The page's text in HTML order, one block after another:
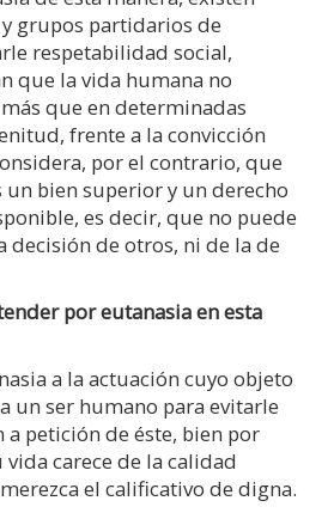
grupos partidarios de
respetabilidad social,
que la vida humana no
que en determinadas
frente a la convicción
por el contrario, que
un bien superior y un derecho
es decir, que no puede
decisión de otros, ni de la de
por eutanasia en esta
a la actuación cuyo objeto
un ser humano para evitarle
petición de éste, bien por
carece de la calidad
el calificativo de digna.